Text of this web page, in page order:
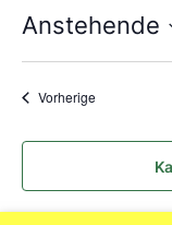
Anstehende
Datum
wählen.
Vorherige